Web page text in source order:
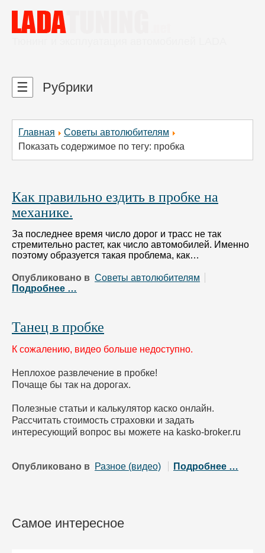
Главная
Советы автолюбителям
Показать содержимое по тегу: пробка
Как правильно ездить в пробке на
механике.
За последнее время число дорог и трасс не так
стремительно растет, как число автомобилей. Именно
поэтому образуется такая проблема, как…
Опубликовано в Советы автолюбителям
Подробнее …
Танец в пробке
К сожалению, видео больше недоступно.
Неплохое развлечение в пробке!
Почаще бы так на дорогах.
Полезные статьи и калькулятор каско онлайн.
Рассчитать стоимость страховки и задать
интересующий вопрос вы можете на kasko-broker.ru
Опубликовано в Разное (видео) Подробнее …
Самое интересное
☰ Рубрики